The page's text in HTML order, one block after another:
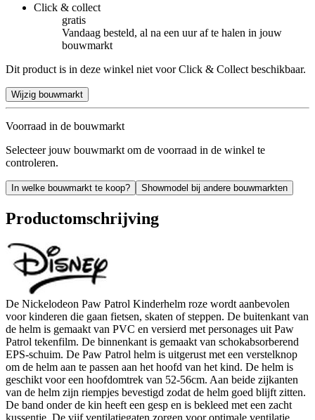
Click & collect
gratis
Vandaag besteld, al na een uur af te halen in jouw
bouwmarkt
Dit product is in deze winkel niet voor Click & Collect beschikbaar.
Wijzig bouwmarkt
Voorraad in de bouwmarkt
Selecteer jouw bouwmarkt om de voorraad in de winkel te
controleren.
In welke bouwmarkt te koop? Showmodel bij andere bouwmarkten
Productomschrijving
De Nickelodeon Paw Patrol Kinderhelm roze wordt aanbevolen
voor kinderen die gaan fietsen, skaten of steppen. De buitenkant van
de helm is gemaakt van PVC en versierd met personages uit Paw
Patrol tekenfilm. De binnenkant is gemaakt van schokabsorberend
EPS-schuim. De Paw Patrol helm is uitgerust met een verstelknop
om de helm aan te passen aan het hoofd van het kind. De helm is
geschikt voor een hoofdomtrek van 52-56cm. Aan beide zijkanten
van de helm zijn riempjes bevestigd zodat de helm goed blijft zitten.
De band onder de kin heeft een gesp en is bekleed met een zacht
kussentje. De vijf ventilatiegaten zorgen voor optimale ventilatie.